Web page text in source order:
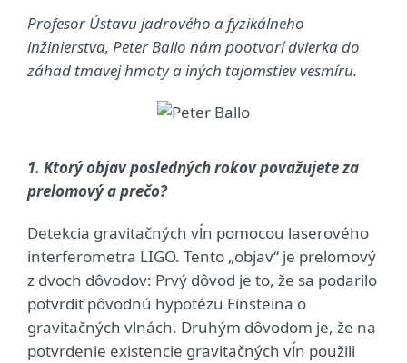
Profesor Ústavu jadrového a fyzikálneho
inžinierstva, Peter Ballo nám pootvorí dvierka do
záhad tmavej hmoty a iných tajomstiev vesmíru.
1. Ktorý objav posledných rokov považujete za
prelomový a prečo?
Detekcia gravitačných vĺn pomocou laserového
interferometra LIGO. Tento „objav“ je prelomový
z dvoch dôvodov: Prvý dôvod je to, že sa podarilo
potvrdiť pôvodnú hypotézu Einsteina o
gravitačných vlnách. Druhým dôvodom je, že na
potvrdenie existencie gravitačných vĺn použili